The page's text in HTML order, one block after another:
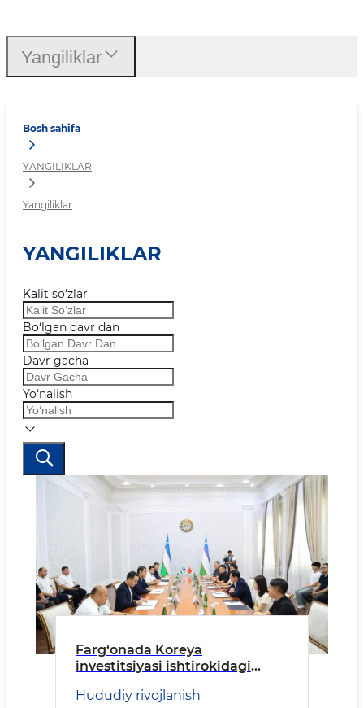
Bosh sahifa
YANGILIKLAR
Yangiliklar
YANGILIKLAR
Kalit so‘zlar
Bo‘lgan davr dan
Davr gacha
Yo‘nalish
Farg‘onada Koreya
investitsiyasi ishtirokidagi
tushiriladi
Hududiy rivojlanish
Yangiliklar